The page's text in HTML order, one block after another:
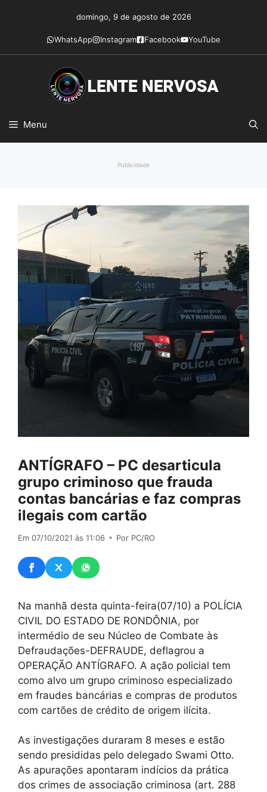
conteúdo
domingo, 9 de agosto de 2026
WhatsApp Instagram Facebook YouTube
Menu
Publicidade
ANTÍGRAFO – PC desarticula
grupo criminoso que frauda
contas bancárias e faz compras
ilegais com cartão
Em 07/10/2021 às 11:06 ⚬ Por PC/RO
Na manhã desta quinta-feira(07/10) a POLÍCIA
CIVIL DO ESTADO DE RONDÔNIA, por
intermédio de seu Núcleo de Combate às
Defraudações-DEFRAUDE, deflagrou a
OPERAÇÃO ANTÍGRAFO. A ação policial tem
como alvo um grupo criminoso especializado
em fraudes bancárias e compras de produtos
com cartões de crédito de origem ilícita.
As investigações duraram 8 meses e estão
sendo presididas pelo delegado Swami Otto.
As apurações apontaram indícios da prática
dos crimes de associação criminosa (art. 288